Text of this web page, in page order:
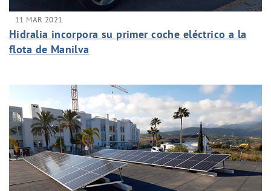
11 MAR 2021
Hidralia incorpora su primer coche eléctrico a la
flota de Manilva